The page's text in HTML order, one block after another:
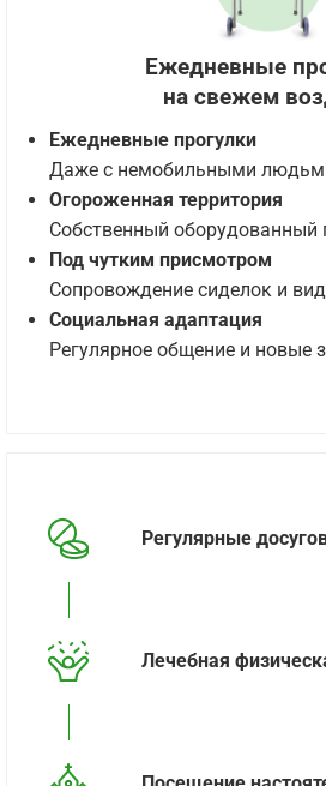
Ежедневные
на свежем
Ежедневные прогулки
Даже с немобильными
Огороженная территория
Собственный оборудованный
Под чутким присмотром
Сопровождение сиделок и
Социальная адаптация
Регулярное общение и новые
Регулярные
Лечебная